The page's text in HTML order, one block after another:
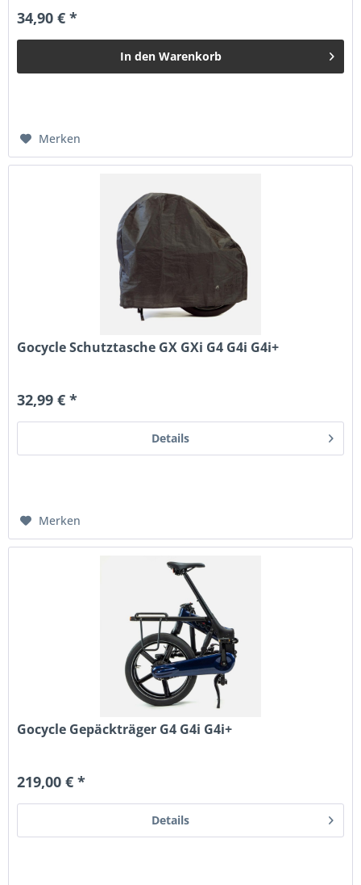
34,90 € *
In den Warenkorb
Merken
Gocycle Schutztasche GX GXi G4 G4i G4i+
32,99 € *
Details
Merken
Gocycle Gepäckträger G4 G4i G4i+
219,00 € *
Details